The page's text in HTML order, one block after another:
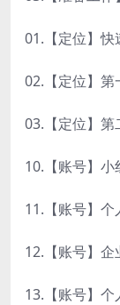
01.【定位】
02.【定位】
03.【定位】
10.【账号】
11.【账号】
12.【账号】
13.【账号】